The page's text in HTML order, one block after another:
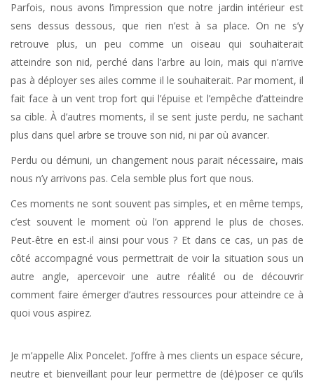
Parfois, nous avons l’impression que notre jardin intérieur est
sens dessus dessous, que rien n’est à sa place. On ne s’y
retrouve plus, un peu comme un oiseau qui souhaiterait
atteindre son nid, perché dans l’arbre au loin, mais qui n’arrive
pas à déployer ses ailes comme il le souhaiterait. Par moment, il
fait face à un vent trop fort qui l’épuise et l’empêche d’atteindre
sa cible. À d’autres moments, il se sent juste perdu, ne sachant
plus dans quel arbre se trouve son nid, ni par où avancer.
Perdu ou démuni, un changement nous parait nécessaire, mais
nous n’y arrivons pas. Cela semble plus fort que nous.
Ces moments ne sont souvent pas simples, et en même temps,
c’est souvent le moment où l’on apprend le plus de choses.
Peut-être en est-il ainsi pour vous ? Et dans ce cas, un pas de
côté accompagné vous permettrait de voir la situation sous un
autre angle, apercevoir une autre réalité ou de découvrir
comment faire émerger d’autres ressources pour atteindre ce à
quoi vous aspirez.
Je m’appelle Alix Poncelet. J’offre à mes clients un espace sécure,
neutre et bienveillant pour leur permettre de (dé)poser ce qu’ils